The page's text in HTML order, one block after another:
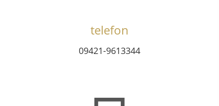
telefon
09421-9613344